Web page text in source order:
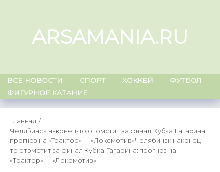
ARSAMANIA.RU
ВСЕ НОВОСТИ СПОРТ ХОККЕЙ
ФУТБОЛ
ФИГУРНОЕ КАТАНИЕ
Главная
Челябинск наконец-то отомстит за финал Кубка Гагарина:
прогноз на «Трактор» — «Локомотив»Челябинск наконец-
то отомстит за финал Кубка Гагарина: прогноз на
«Трактор» — «Локомотив»